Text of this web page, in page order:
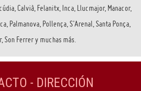
Calvià, Felanitx, Inca, Llucmajor, Manacor,
Palmanova, Pollença, S'Arenal, Santa Ponça,
Son Ferrer y muchas más.
- DIRECCIÓN